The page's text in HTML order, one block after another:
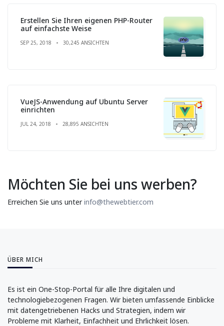
Erstellen Sie Ihren eigenen PHP-Router
auf einfachste Weise
SEP 25, 2018 30,245 ANSICHTEN
VueJS-Anwendung auf Ubuntu Server
einrichten
JUL 24, 2018 28,895 ANSICHTEN
Möchten Sie bei uns werben?
Erreichen Sie uns unterinfo@thewebtier.com
ÜBER MICH
Es ist ein One-Stop-Portal für alle Ihre digitalen und
technologiebezogenen Fragen. Wir bieten umfassende Einblicke
mit datengetriebenen Hacks und Strategien, indem wir
Probleme mit Klarheit, Einfachheit und Ehrlichkeit lösen.